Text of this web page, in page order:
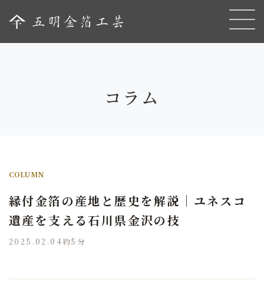
コラム
COLUMN
縁付金箔の産地と歴史を解説｜ユネスコ
遺産を支える石川県金沢の技
2025.02.04約5分